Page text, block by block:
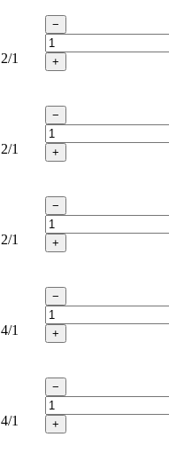
2/1
−
+
2/1
−
+
2/1
−
+
4/1
−
+
4/1
−
+